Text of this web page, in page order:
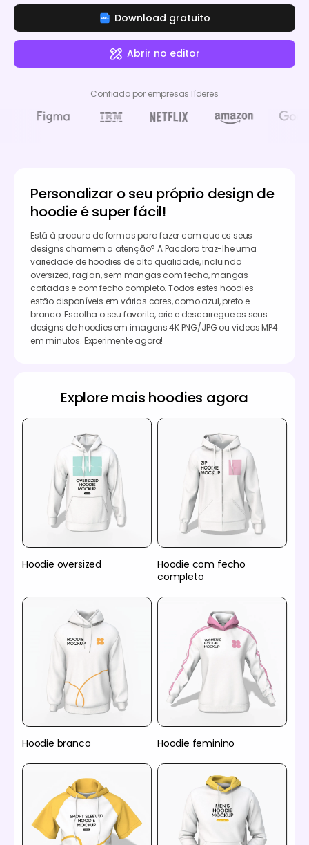
completo
Download gratuito
Abrir no editor
Confiado por empresas líderes
Personalizar o seu próprio design de
hoodie é super fácil!
Está à procura de formas para fazer com que os seus
designs chamem a atenção? A Pacdora traz-lhe uma
variedade de hoodies de alta qualidade, incluindo
oversized, raglan, sem mangas com fecho, mangas
cortadas e com fecho completo. Todos estes hoodies
estão disponíveis em várias cores, como azul, preto e
branco. Escolha o seu favorito, crie e descarregue os seus
designs de hoodies em imagens 4K PNG/JPG ou vídeos MP4
em minutos. Experimente agora!
Explore mais hoodies agora
Hoodie oversized
Hoodie com fecho
completo
Hoodie branco Hoodie feminino